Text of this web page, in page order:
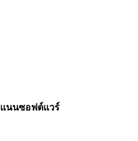
นนซอฟต์แวร์